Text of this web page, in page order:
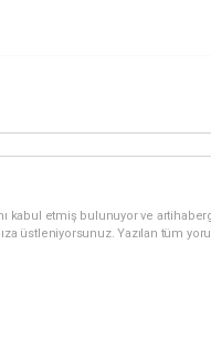
kabul etmiş bulunuyor ve
üstleniyorsunuz. Yazılan tüm